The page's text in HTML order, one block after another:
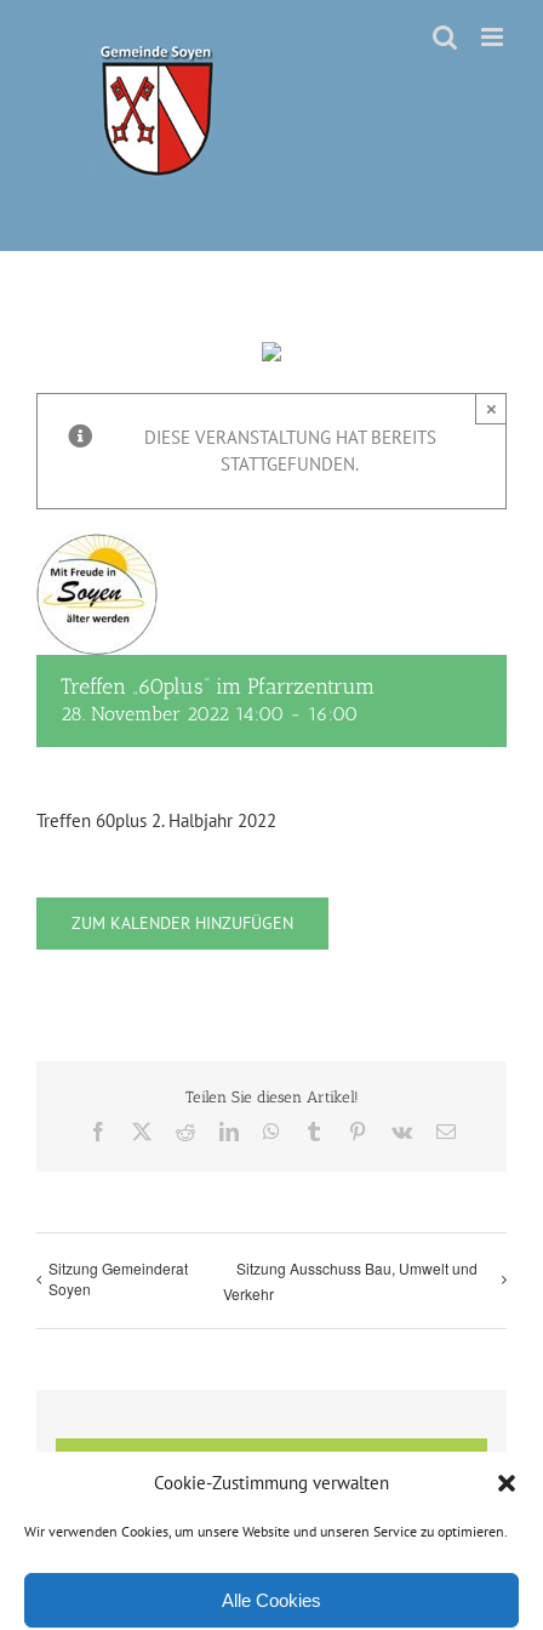
Cookie-Zustimmung verwalten
Wir verwenden Cookies, um unsere Website und unseren Service zu optimieren.
Alle Cookies
DIESE VERANSTALTUNG HAT BEREITS
STATTGEFUNDEN.
×
Treffen „60plus“ im Pfarrzentrum
28. November 2022 14:00 - 16:00
Treffen 60plus 2. Halbjahr 2022
ZUM KALENDER HINZUFÜGEN
Teilen Sie diesen Artikel!
Facebook RedditLinkedInWhatsApp
Tumblr Pinterest
Vk
E-
Sitzung Gemeinderat
Soyen
Sitzung Ausschuss Bau, Umwelt und
Verkehr
Datum: